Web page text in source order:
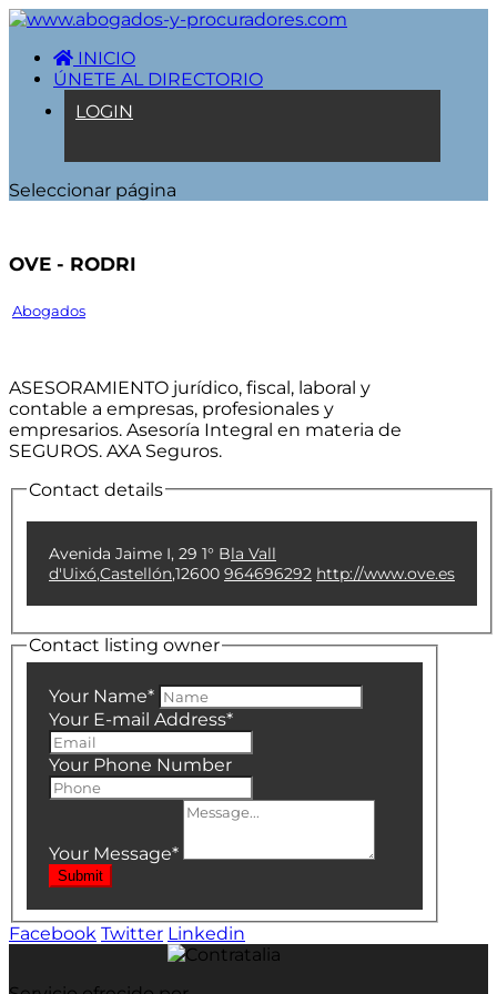
INICIO
ÚNETE AL DIRECTORIO
LOGIN
Seleccionar página
Ove - Rodri
Abogados
ASESORAMIENTO jurídico, fiscal, laboral y
contable a empresas, profesionales y
empresarios. Asesoría Integral en materia de
SEGUROS. AXA Seguros.
Contact details
Avenida Jaime I, 29 1° Bla Vall
d'Uixó,Castellón,12600 964696292 http://www.ove.es
Contact listing owner
Your Name*
Your E-mail Address*
Your Phone Number
Your Message*
Submit
Facebook Twitter Linkedin